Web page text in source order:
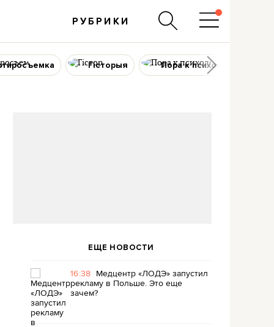
РУБРИКИ
Гісторыя Пора к психологу
ЕЩЕ НОВОСТИ
16:38 Медцентр «ЛОДЭ» запустил
рекламу в Польше. Это еще
зачем?